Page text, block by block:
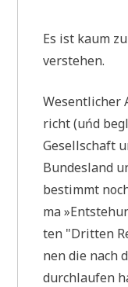
Es ist kaum
verstehen.
Wesent­li­cher
richt (uńd
Gesell­schaft
Bun­des­land
bestimmt
ma
ten "Drit­ten
nen die nach
durch­lau­fen